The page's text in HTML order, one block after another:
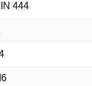
444